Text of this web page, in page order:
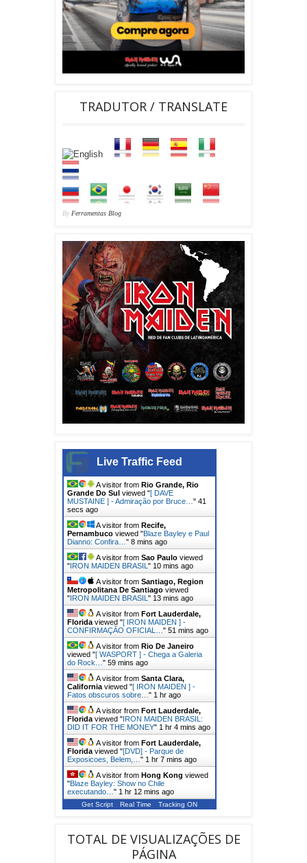
TRADUTOR / TRANSLATE
By Ferramentas Blog
Live Traffic Feed
A visitor from Rio Grande, Rio
Grande Do Sul viewed "[ DAVE
MUSTAINE ] - Admiração por Bruce… " 43
secs ago
A visitor from Recife,
Pernambuco viewed "Blaze Bayley e Paul
Dianno: Confira… " 8 mins ago
A visitor from Sao Paulo viewed
"IRON MAIDEN BRASIL " 10 mins ago
A visitor from Santiago, Region
Metropolitana De Santiago viewed
"IRON MAIDEN BRASIL " 13 mins ago
A visitor from Fort Lauderdale,
Florida viewed "[ IRON MAIDEN ] -
CONFIRMAÇÃO OFICIAL… " 51 mins ago
A visitor from Rio De Janeiro
viewed "[ WASPORT ] - Chega a Galeria
do Rock… " 59 mins ago
A visitor from Santa Clara,
California viewed "[ IRON MAIDEN ] -
Fatos obscuros sobre… " 1 hr ago
A visitor from Fort Lauderdale,
Florida viewed "IRON MAIDEN BRASIL:
DID IT FOR THE MONEY" 1 hr 4 mins ago
A visitor from Fort Lauderdale,
Florida viewed "[DVD] - Parque de
Exposicoes, Belem,… " 1 hr 7 mins ago
A visitor from Hong Kong viewed
"Blaze Bayley: Show no Chile
executando… " 1 hr 12 mins ago
Get Script Real Time Tracking ON
TOTAL DE VISUALIZAÇÕES DE
PÁGINA